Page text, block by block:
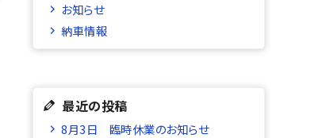
お知らせ
納車情報
最近の投稿
8月3日 臨時休業のお知らせ